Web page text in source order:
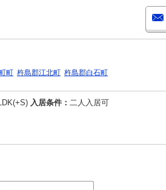
町 杵島郡江北町 杵島郡白石町
入居条件： 二人入居可